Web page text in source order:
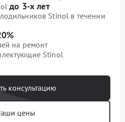
до 3-х лет
Stinol в течении
на ремонт
Stinol
консультацию
цены